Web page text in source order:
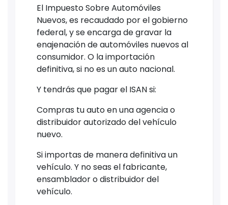
El Impuesto Sobre Automóviles
Nuevos, es recaudado por el gobierno
federal, y se encarga de gravar la
enajenación de automóviles nuevos al
consumidor. O la importación
definitiva, si no es un auto nacional.
Y tendrás que pagar el ISAN si:
Compras tu auto en una agencia o
distribuidor autorizado del vehículo
nuevo.
Si importas de manera definitiva un
vehículo. Y no seas el fabricante,
ensamblador o distribuidor del
vehículo.